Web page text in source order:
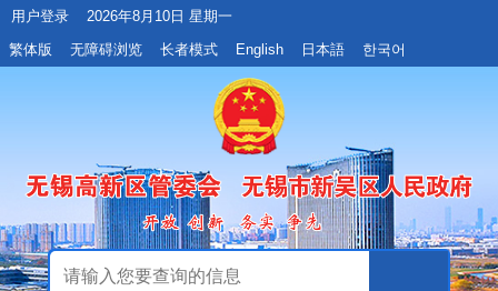
用户登录
2026年8月10日 星期一
繁体版
无障碍浏览 长者模式 English 日本語 한국어